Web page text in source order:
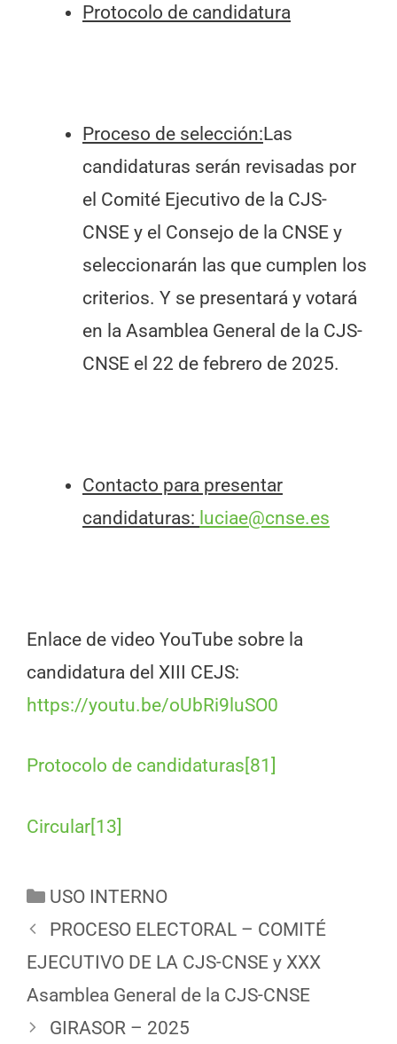
Protocolo de candidatura
Proceso de selección:Las
candidaturas serán revisadas por
el Comité Ejecutivo de la CJS-
CNSE y el Consejo de la CNSE y
seleccionarán las que cumplen los
criterios. Y se presentará y votará
en la Asamblea General de la CJS-
CNSE el 22 de febrero de 2025.
Contacto para presentar
candidaturas: luciae@cnse.es
Enlace de video YouTube sobre la
candidatura del XIII CEJS:
https://youtu.be/oUbRi9luSO0
Protocolo de candidaturas[81]
Circular[13]
USO INTERNO
PROCESO ELECTORAL – COMITÉ
EJECUTIVO DE LA CJS-CNSE y XXX
Asamblea General de la CJS-CNSE
GIRASOR – 2025